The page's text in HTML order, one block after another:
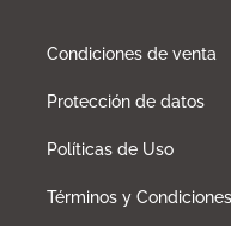
Condiciones de venta
Protección de datos
Políticas de Uso
Términos y Condiciones